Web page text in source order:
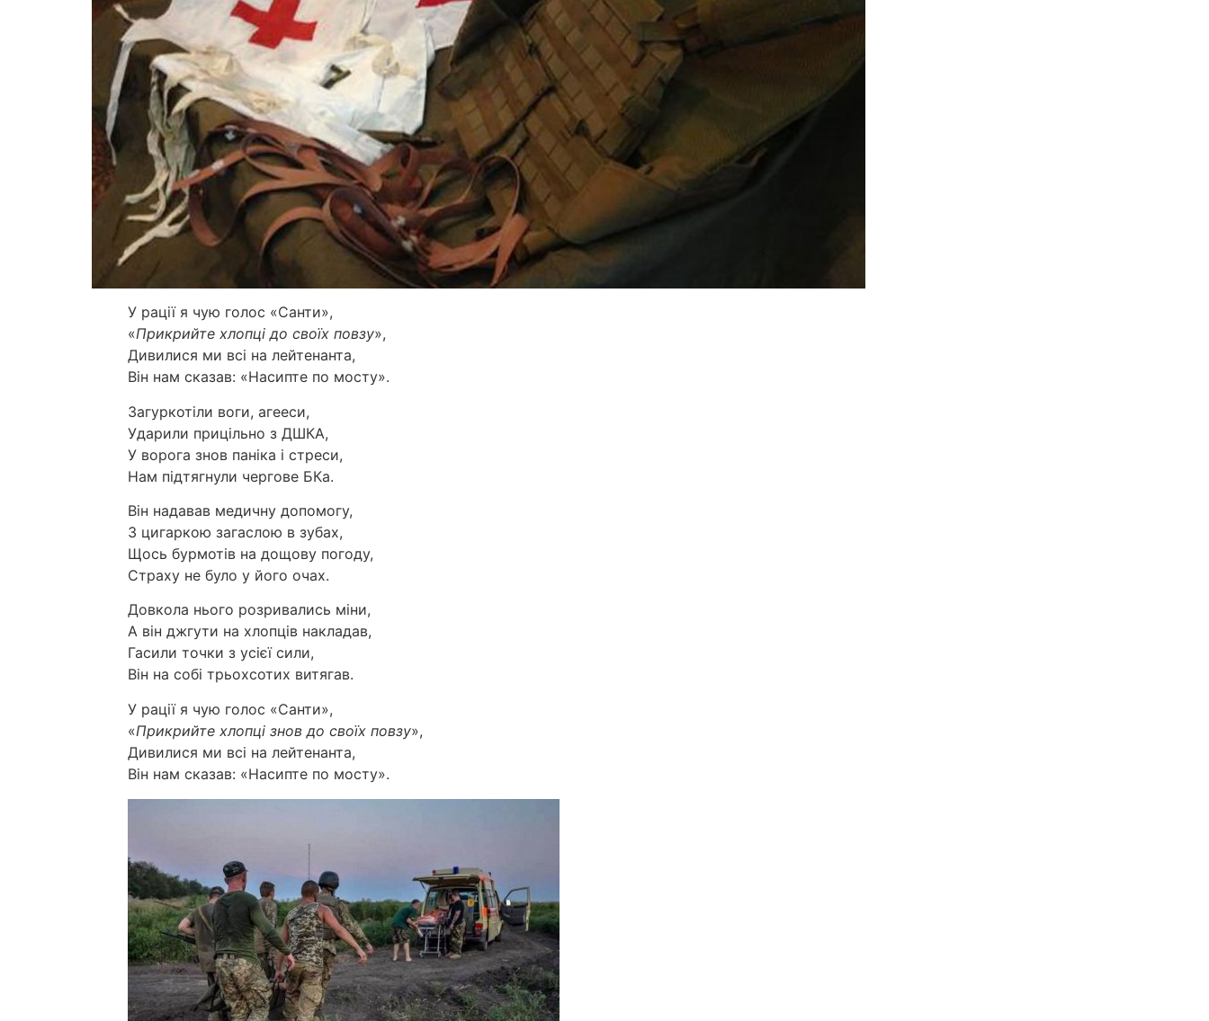
У рації я чую голос «Санти»,
«Прикрийте хлопці до своїх повзу»,
Дивилися ми всі на лейтенанта,
Він нам сказав: «Насипте по мосту».
Загуркотіли воги, агееси,
Ударили прицільно з ДШКА,
У ворога знов паніка і стреси,
Нам підтягнули чергове БКа.
Він надавав медичну допомогу,
З цигаркою загаслою в зубах,
Щось бурмотів на дощову погоду,
Страху не було у його очах.
Довкола нього розривались міни,
А він джгути на хлопців накладав,
Гасили точки з усієї сили,
Він на собі трьохсотих витягав.
У рації я чую голос «Санти»,
«Прикрийте хлопці знов до своїх повзу»,
Дивилися ми всі на лейтенанта,
Він нам сказав: «Насипте по мосту».